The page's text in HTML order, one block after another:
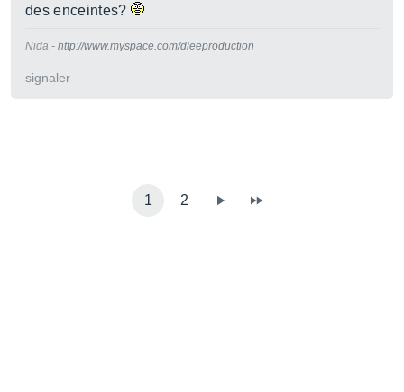
des enceintes?
Nida - http://www.myspace.com/dleeproduction
signaler
1 2